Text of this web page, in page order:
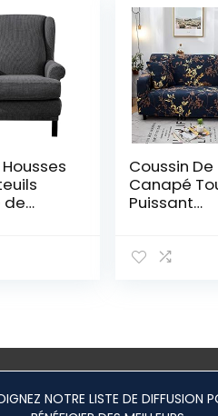
Housses
de
de
Coussin De
Canapé
Puissant
Polyester, Le
Canapé,
Housses De
NOTRE LISTE DE DIFFUSION